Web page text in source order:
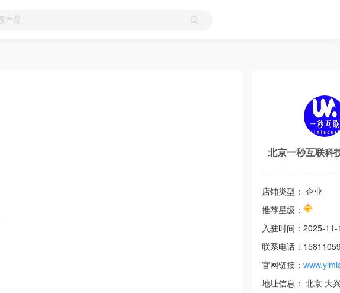
北京一秒互联科
店铺类型： 企业
推荐星级：
入驻时间： 2025-11-
联系电话：
官网链接：
地址信息： 北京 大